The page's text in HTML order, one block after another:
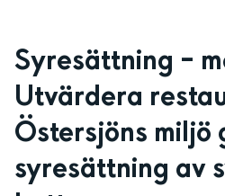
Syresättning –
Utvärdera
Östersjöns miljö
syresättning av